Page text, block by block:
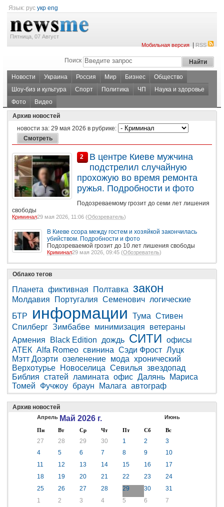
Язык: рус укр eng
Пятница, 07 Август
Мобильная версия|RSS
Поиск
Новости Украина Россия Мир Бизнес
Общество
Шоу-биз и культура
Спорт Политика ЧП
Наука и здоровье
Фото
Видео
Архив новостей
новости за: 29 мая 2026 в рубрике:
2
В центре Киеве мужчина
подстрелил случайную
прохожую во время ремонта
ружья. Подробности и фото
Подозреваемому грозит до семи лет лишения
свободы
Криминал29 мая 2026, 11:06 (Обозреватель)
В Киеве ссора между гостем и хозяйкой закончилась
убийством. Подробности и фото
Подозреваемой грозит до 10 лет лишения свободы
Криминал29 мая 2026, 09:45 (Обозреватель)
Облако тегов
Планета фиктивная Полтавка закон
Молдавия Португалия Семенович логические
БТР
информации Тума Стивен
Спилберг Зимбабве минимизация
ветераны
Армения
Black Edition дождь СИТИ офисы
АТЕК Alfa Romeo свинина Сэди Фрост Луцк
Мэтт Доэрти озеленение мода хронический
Верхотурье
Новоселица Севилья звездопад
Библия статей ламината офис Далянь
Мариса
Томей
Фучжоу браун Малага автограф
Архив новостей
Апрель Май 2026 г. Июнь
Пн Вт Ср Чт Пт Сб Вс
27 28 29 30 1 2
3
4
5 6 7 8 9
10
11
12 13 14 15 16
17
18
19 20 21 22 23
24
25
26 27 28 29 30
31
1
2 3 4 5 6 7